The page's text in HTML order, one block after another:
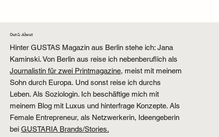
Out & About
Hinter GUSTAS Magazin aus Berlin stehe ich: Jana
Kaminski. Von Berlin aus reise ich nebenberuflich als
Journalistin für zwei Printmagazine, meist mit meinem
Sohn durch Europa. Und sonst reise ich durchs
Leben. Als Soziologin. Ich beschäftige mich mit
meinem Blog mit Luxus und hinterfrage Konzepte. Als
Female Entrepreneur, als Netzwerkerin, Ideengeberin
bei GUSTARIA Brands/Stories.